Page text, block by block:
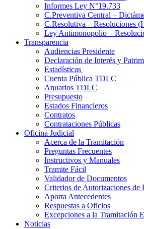
Informes Ley N°19.733
C.Preventiva Central –
C.Resolutiva – Resoluciones
Ley Antimonopolio –
Transparencia
Audiencias Presidente
Declaración de Interés y
Estadísticas
Cuenta Pública TDLC
Anuarios TDLC
Presupuesto
Estados Financieros
Contratos
Contrataciones Públicas
Oficina Judicial
Acerca de la Tramitación
Preguntas Frecuentes
Instructivos y Manuales
Tramite Fácil
Validador de Documentos
Criterios de Autorizaciones de
Aporta Antecedentes
Respuestas a Oficios
Excepciones a la Tramitación
Noticias